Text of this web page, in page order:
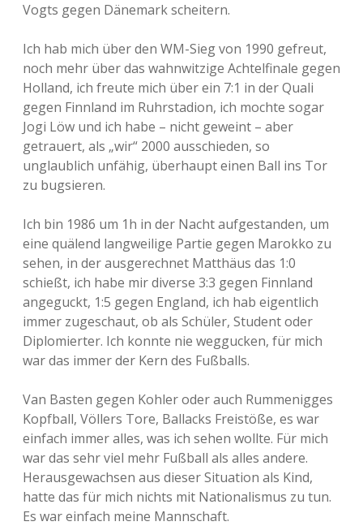
Vogts gegen Dänemark scheitern.
Ich hab mich über den WM-Sieg von 1990 gefreut,
noch mehr über das wahnwitzige Achtelfinale gegen
Holland, ich freute mich über ein 7:1 in der Quali
gegen Finnland im Ruhrstadion, ich mochte sogar
Jogi Löw und ich habe – nicht geweint – aber
getrauert, als „wir“ 2000 ausschieden, so
unglaublich unfähig, überhaupt einen Ball ins Tor
zu bugsieren.
Ich bin 1986 um 1h in der Nacht aufgestanden, um
eine quälend langweilige Partie gegen Marokko zu
sehen, in der ausgerechnet Matthäus das 1:0
schießt, ich habe mir diverse 3:3 gegen Finnland
angeguckt, 1:5 gegen England, ich hab eigentlich
immer zugeschaut, ob als Schüler, Student oder
Diplomierter. Ich konnte nie weggucken, für mich
war das immer der Kern des Fußballs.
Van Basten gegen Kohler oder auch Rummenigges
Kopfball, Völlers Tore, Ballacks Freistöße, es war
einfach immer alles, was ich sehen wollte. Für mich
war das sehr viel mehr Fußball als alles andere.
Herausgewachsen aus dieser Situation als Kind,
hatte das für mich nichts mit Nationalismus zu tun.
Es war einfach meine Mannschaft.